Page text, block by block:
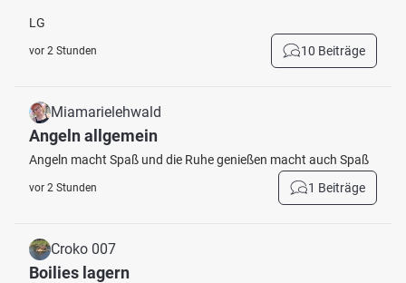
LG
vor 2 Stunden 10 Beiträge
Miamarielehwald
Angeln allgemein
Angeln macht Spaß und die Ruhe genießen macht auch Spaß
vor 2 Stunden 1 Beiträge
Croko 007
Boilies lagern